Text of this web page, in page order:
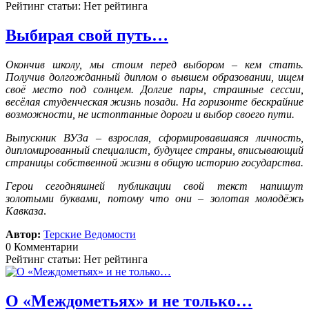
Рейтинг статьи: Нет рейтинга
Выбирая свой путь…
Окончив школу, мы стоим перед выбором – кем стать.
Получив долгожданный диплом о вывшем образовании, ищем
своё место под солнцем. Долгие пары, страшные сессии,
весёлая студенческая жизнь позади. На горизонте бескрайние
возможности, не истоптанные дороги и выбор своего пути.
Выпускник ВУЗа – взрослая, сформировавшаяся личность,
дипломированный специалист, будущее страны, вписывающий
страницы собственной жизни в общую историю государства.
Герои сегодняшней публикации свой текст напишут
золотыми буквами, потому что они – золотая молодёжь
Кавказа.
Автор: Терские Ведомости
0 Комментарии
Рейтинг статьи: Нет рейтинга
О «Междометьях» и не только…